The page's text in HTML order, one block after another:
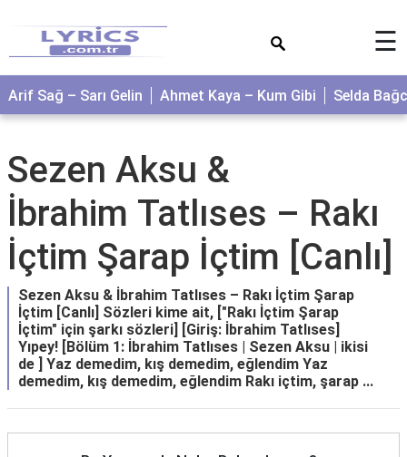
☰
Arif Sağ – Sarı Gelin Ahmet Kaya – Kum Gibi Selda
Sezen Aksu &
İbrahim Tatlıses – Rakı
İçtim Şarap İçtim [Canlı]
Sezen Aksu & İbrahim Tatlıses – Rakı İçtim Şarap
İçtim [Canlı] Sözleri kime ait, ["Rakı İçtim Şarap
İçtim" için şarkı sözleri] [Giriş: İbrahim Tatlıses]
Yıpey! [Bölüm 1: İbrahim Tatlıses | Sezen Aksu | ikisi
de ] Yaz demedim, kış demedim, eğlendim Yaz
demedim, kış demedim, eğlendim Rakı içtim, şarap ...